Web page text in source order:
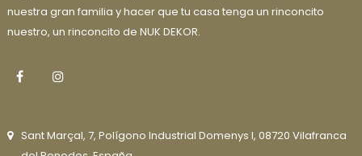
nuestra gran familia y hacer que tu casa tenga un rinconcito
nuestro, un rinconcito de NUK DEKOR.
Facebook
Sant Marçal, 7, Polígono Industrial Domenys I, 08720 Vilafranca